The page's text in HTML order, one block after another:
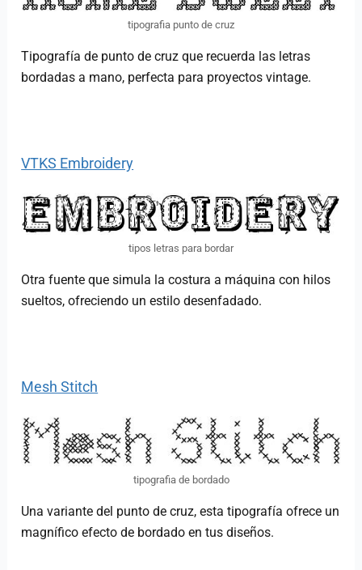
tipografia punto de cruz
Tipografía de punto de cruz que recuerda las letras
bordadas a mano, perfecta para proyectos vintage.
VTKS Embroidery
tipos letras para bordar
Otra fuente que simula la costura a máquina con hilos
sueltos, ofreciendo un estilo desenfadado.
Mesh Stitch
tipografia de bordado
Una variante del punto de cruz, esta tipografía ofrece un
magnífico efecto de bordado en tus diseños.